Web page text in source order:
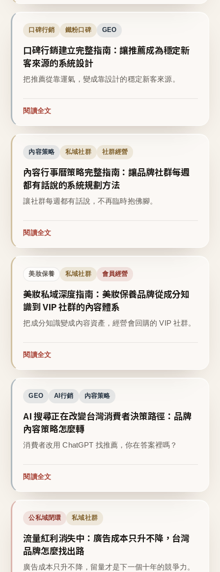
口碑行銷 鐵粉口碑 GEO
口碑行銷建立完整指南：讓推薦成為穩定新
客來源的系統設計
把推薦從靠運氣，變成靠設計的穩定新客來源。
閱讀全文
內容策略 私域社群 社群經營
內容行事曆策略完整指南：讓品牌社群每週
都有話說的系統規劃方法
讓社群每週都有話說，不再臨時抱佛腳。
閱讀全文
美妝保養 私域社群 會員經營
美妝私域深度指南：美妝保養品牌從成分知
識到 VIP 社群的內容體系
把成分知識變成內容資產，經營會回購的 VIP 社群。
閱讀全文
GEO AI行銷 內容策略
AI 搜尋正在改變台灣消費者決策路徑：品牌
內容策略怎麼轉
消費者改用 ChatGPT 找推薦，你在答案裡嗎？
閱讀全文
公私域閉環 私域社群
流量紅利消失中：廣告成本只升不降，台灣
品牌怎麼找出路
廣告成本只升不降，留量才是下一個十年的競爭力。